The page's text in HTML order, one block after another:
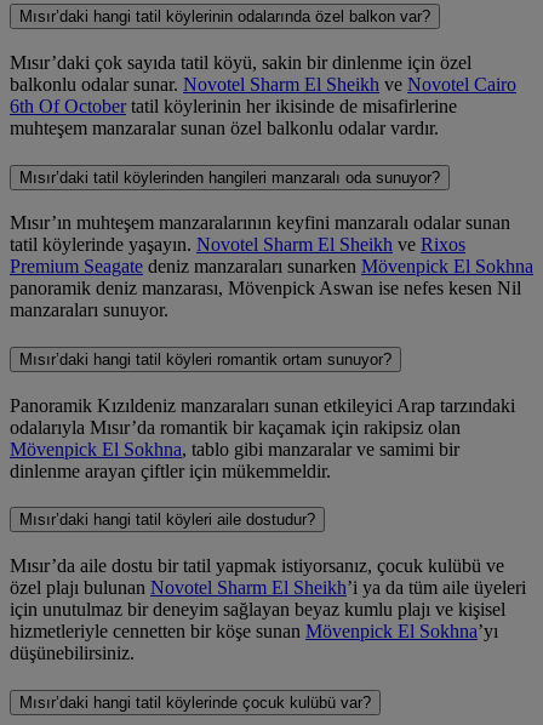
Mısır’daki hangi tatil köylerinin odalarında özel balkon var?
Mısır’daki çok sayıda tatil köyü, sakin bir dinlenme için özel
balkonlu odalar sunar. Novotel Sharm El Sheikh ve Novotel Cairo
6th Of Octobertatil köylerinin her ikisinde de misafirlerine
muhteşem manzaralar sunan özel balkonlu odalar vardır.
Mısır’daki tatil köylerinden hangileri manzaralı oda sunuyor?
Mısır’ın muhteşem manzaralarının keyfini manzaralı odalar sunan
tatil köylerinde yaşayın. Novotel Sharm El Sheikh ve Rixos
Premium Seagate deniz manzaraları sunarken Mövenpick El Sokhna
panoramik deniz manzarası, Mövenpick Aswan ise nefes kesen Nil
manzaraları sunuyor.
Mısır’daki hangi tatil köyleri romantik ortam sunuyor?
Panoramik Kızıldeniz manzaraları sunan etkileyici Arap tarzındaki
odalarıyla Mısır’da romantik bir kaçamak için rakipsiz olan
Mövenpick El Sokhna, tablo gibi manzaralar ve samimi bir
dinlenme arayan çiftler için mükemmeldir.
Mısır’daki hangi tatil köyleri aile dostudur?
Mısır’da aile dostu bir tatil yapmak istiyorsanız, çocuk kulübü ve
özel plajı bulunan Novotel Sharm El Sheikh’i ya da tüm aile üyeleri
için unutulmaz bir deneyim sağlayan beyaz kumlu plajı ve kişisel
hizmetleriyle cennetten bir köşe sunan Mövenpick El Sokhna’yı
düşünebilirsiniz.
Mısır’daki hangi tatil köylerinde çocuk kulübü var?